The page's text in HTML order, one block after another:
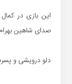
این بازی در
صدای شاهین
دلو درویشی و